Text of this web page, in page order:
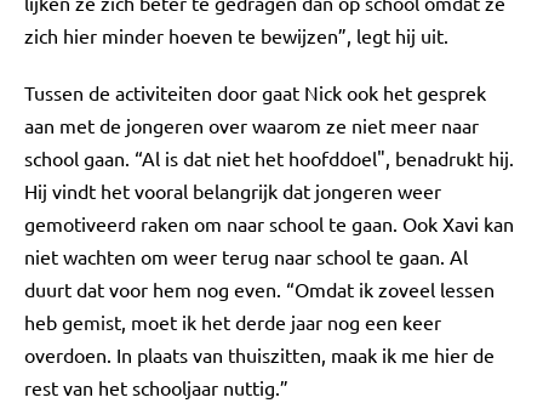
zich hier minder hoeven te bewijzen”, legt hij uit.
Tussen de activiteiten door gaat Nick ook het gesprek
aan met de jongeren over waarom ze niet meer naar
school gaan. “Al is dat niet het hoofddoel", benadrukt hij.
Hij vindt het vooral belangrijk dat jongeren weer
gemotiveerd raken om naar school te gaan. Ook Xavi kan
niet wachten om weer terug naar school te gaan. Al
duurt dat voor hem nog even. “Omdat ik zoveel lessen
heb gemist, moet ik het derde jaar nog een keer
overdoen. In plaats van thuiszitten, maak ik me hier de
rest van het schooljaar nuttig.”